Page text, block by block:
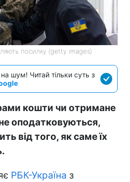
посилку (getty images)
шум! Читай тільки суть з
кошти чи отримане
оподатковуються,
від того, як саме їх
РБК-Україна з